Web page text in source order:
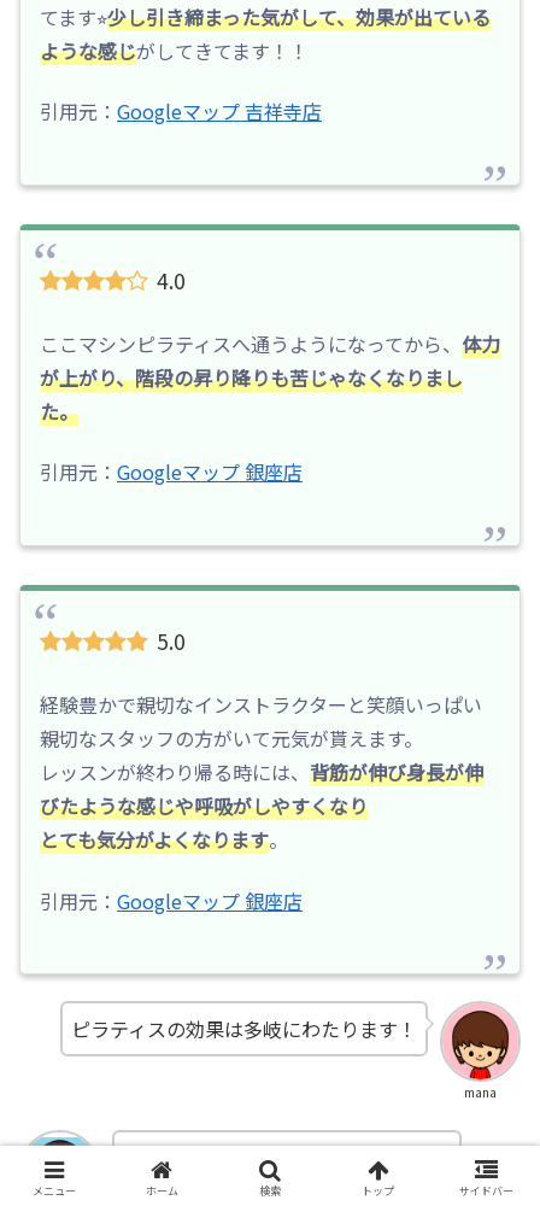
てます⭐︎少し引き締まった気がして、効果が出ている
ような感じがしてきてます！！
引用元： Googleマップ 吉祥寺店
4.0
ここマシンピラティスへ通うようになってから、 体力
が上がり、階段の昇り降りも苦じゃなくなりまし
た。
引用元： Googleマップ 銀座店
5.0
経験豊かで親切なインストラクターと笑顔いっぱい
親切なスタッフの方がいて元気が貰えます。
レッスンが終わり帰る時には、 背筋が伸び身長が伸
びたような感じや呼吸がしやすくなり
とても気分がよくなります。
引用元： Googleマップ 銀座店
mana
ピラティスの効果は多岐にわたります！
メリットだらけで私も早く始めたい！
メニュー ホーム 検索 トップ サイドバー